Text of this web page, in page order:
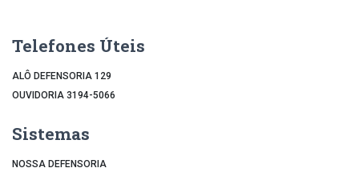
Telefones Úteis
ALÔ DEFENSORIA 129
OUVIDORIA 3194-5066
Sistemas
NOSSA DEFENSORIA